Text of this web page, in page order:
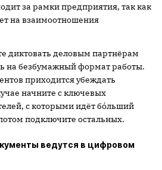
за рамки предприятия, так как
на взаимоотношения
диктовать деловым партнёрам
на безбумажный формат работы.
приходится убеждать
начните c ключевых
с которыми идёт бóльший
подключите остальных.
ведутся в цифровом